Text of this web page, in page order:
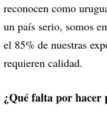
reconocen como
un país serio, somos
el 85% de nuestras
requieren calidad.
¿Qué falta por hacer